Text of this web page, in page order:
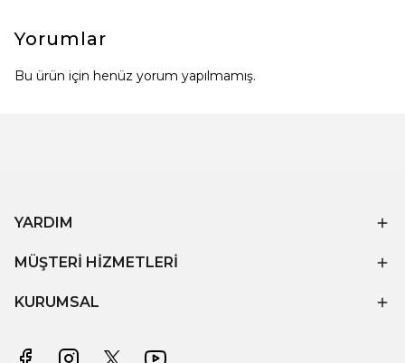
Yorumlar
Bu ürün için henüz yorum yapılmamış.
YARDIM
MÜŞTERİ HİZMETLERİ
KURUMSAL